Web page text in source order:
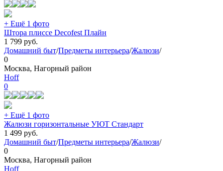
+ Ещё 1 фото
Штора плиссе Decofest Плайн
1 799 руб.
Домашний быт/Предметы интерьера/Жалюзи/
0
Москва, Нагорный район
Hoff
0
+ Ещё 1 фото
Жалюзи горизонтальные УЮТ Стандарт
1 499 руб.
Домашний быт/Предметы интерьера/Жалюзи/
0
Москва, Нагорный район
Hoff